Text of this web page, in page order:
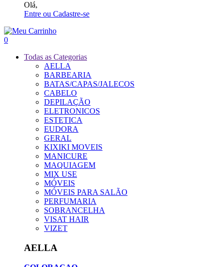
Olá,
Entre ou Cadastre-se
0
Todas as Categorias
AELLA
BARBEARIA
BATAS/CAPAS/JALECOS
CABELO
DEPILAÇÃO
ELETRONICOS
ESTETICA
EUDORA
GERAL
KIXIKI MOVEIS
MANICURE
MAQUIAGEM
MIX USE
MÓVEIS
MÓVEIS PARA SALÃO
PERFUMARIA
SOBRANCELHA
VISAT HAIR
VIZET
AELLA